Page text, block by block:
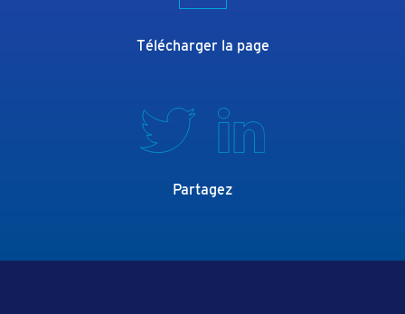
Télécharger la page
Partagez